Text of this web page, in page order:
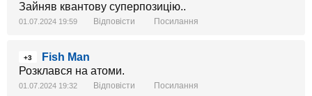
Зайняв квантову суперпозицію..
01.07.2024 19:59 Відповісти Посилання
+3
Fish Man
Розклався на атоми.
01.07.2024 19:32 Відповісти Посилання